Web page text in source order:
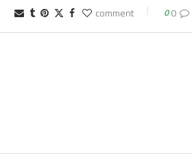
0 comment
0